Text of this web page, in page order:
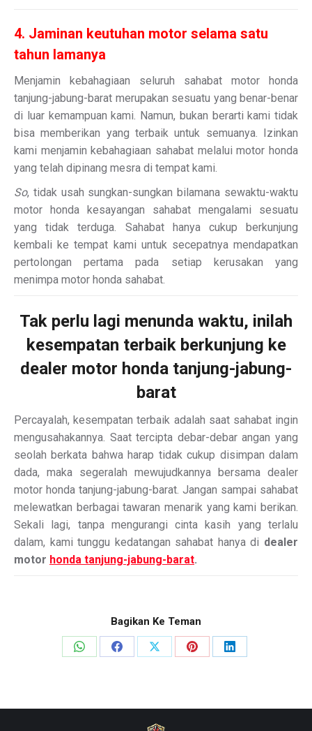
4. Jaminan keutuhan motor selama satu
tahun lamanya
Menjamin kebahagiaan seluruh sahabat motor honda
tanjung-jabung-barat merupakan sesuatu yang benar-benar
di luar kemampuan kami. Namun, bukan berarti kami tidak
bisa memberikan yang terbaik untuk semuanya. Izinkan
kami menjamin kebahagiaan sahabat melalui motor honda
yang telah dipinang mesra di tempat kami.
So, tidak usah sungkan-sungkan bilamana sewaktu-waktu
motor honda kesayangan sahabat mengalami sesuatu
yang tidak terduga. Sahabat hanya cukup berkunjung
kembali ke tempat kami untuk secepatnya mendapatkan
pertolongan pertama pada setiap kerusakan yang
menimpa motor honda sahabat.
Tak perlu lagi menunda waktu, inilah
kesempatan terbaik berkunjung ke
dealer motor honda tanjung-jabung-
barat
Percayalah, kesempatan terbaik adalah saat sahabat ingin
mengusahakannya. Saat tercipta debar-debar angan yang
seolah berkata bahwa harap tidak cukup disimpan dalam
dada, maka segeralah mewujudkannya bersama dealer
motor honda tanjung-jabung-barat. Jangan sampai sahabat
melewatkan berbagai tawaran menarik yang kami berikan.
Sekali lagi, tanpa mengurangi cinta kasih yang terlalu
dalam, kami tunggu kedatangan sahabat hanya di dealer
motor honda tanjung-jabung-barat.
Bagikan Ke Teman
Share
Share
Share
Share
Share